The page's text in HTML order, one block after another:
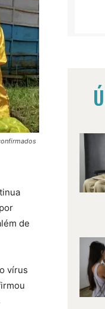
de
vírus